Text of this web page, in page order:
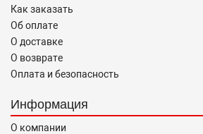
Как заказать
Об оплате
О доставке
О возврате
Оплата и безопасность
Информация
О компании